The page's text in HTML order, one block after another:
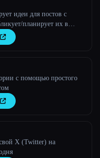
идеи для постов с
планирует их в
в социальных сетях.
с помощью простого
X (Twitter) на